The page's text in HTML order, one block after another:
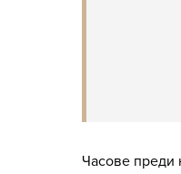
Часове преди